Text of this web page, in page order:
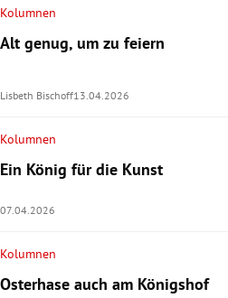
Kolumnen
Alt genug, um zu feiern
Lisbeth Bischoff13.04.2026
Kolumnen
Ein König für die Kunst
07.04.2026
Kolumnen
Osterhase auch am Königshof